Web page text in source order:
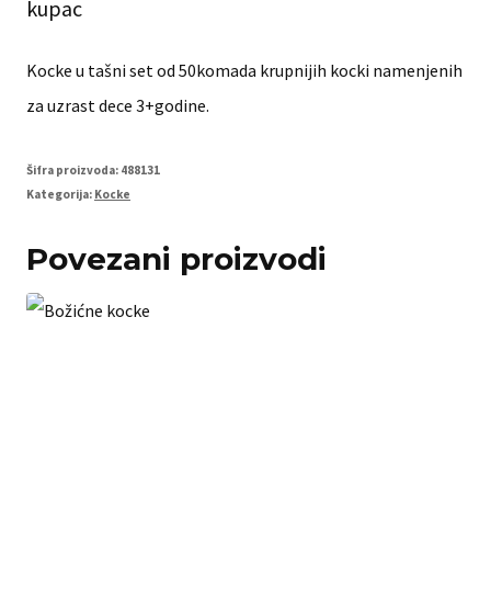
kupac
Kocke u tašni set od 50komada krupnijih kocki namenjenih
za uzrast dece 3+godine.
Šifra proizvoda: 488131
Kategorija: Kocke
Povezani proizvodi